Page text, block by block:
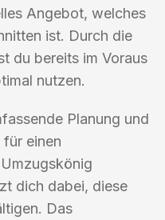
Angebot, welches
ist. Durch die
du bereits im Voraus
nutzen.
Planung und
einen
dich dabei, diese
Das